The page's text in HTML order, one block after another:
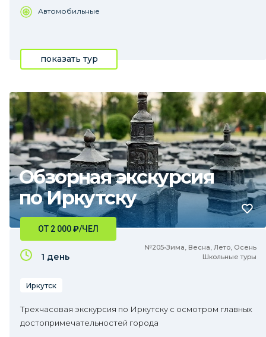
Автомобильные
показать тур
Обзорная экскурсия
по Иркутску
№205•Зима, Весна, Лето, Осень
Школьные туры
ОТ 2 000₽/ЧЕЛ
1 день
Иркутск
Трехчасовая экскурсия по Иркутску с осмотром главных
достопримечательностей города